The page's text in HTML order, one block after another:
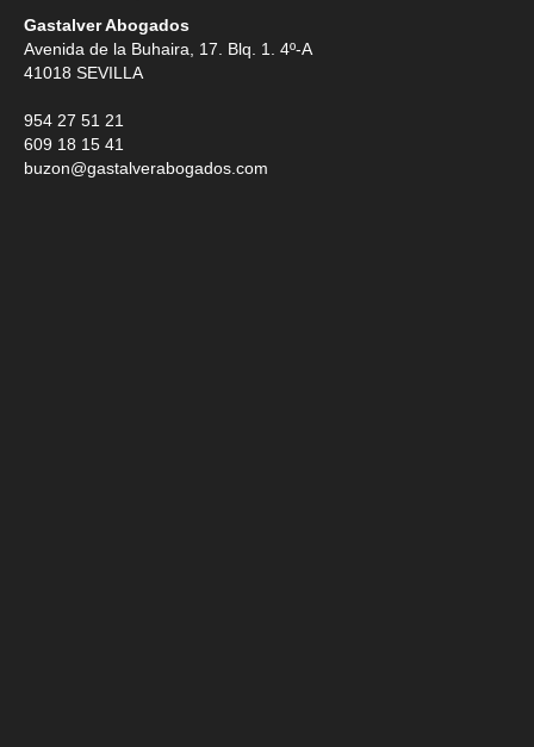
Gastalver Abogados
Avenida de la Buhaira, 17. Blq. 1. 4º-A
41018 SEVILLA
954 27 51 21
609 18 15 41
buzon@gastalverabogados.com